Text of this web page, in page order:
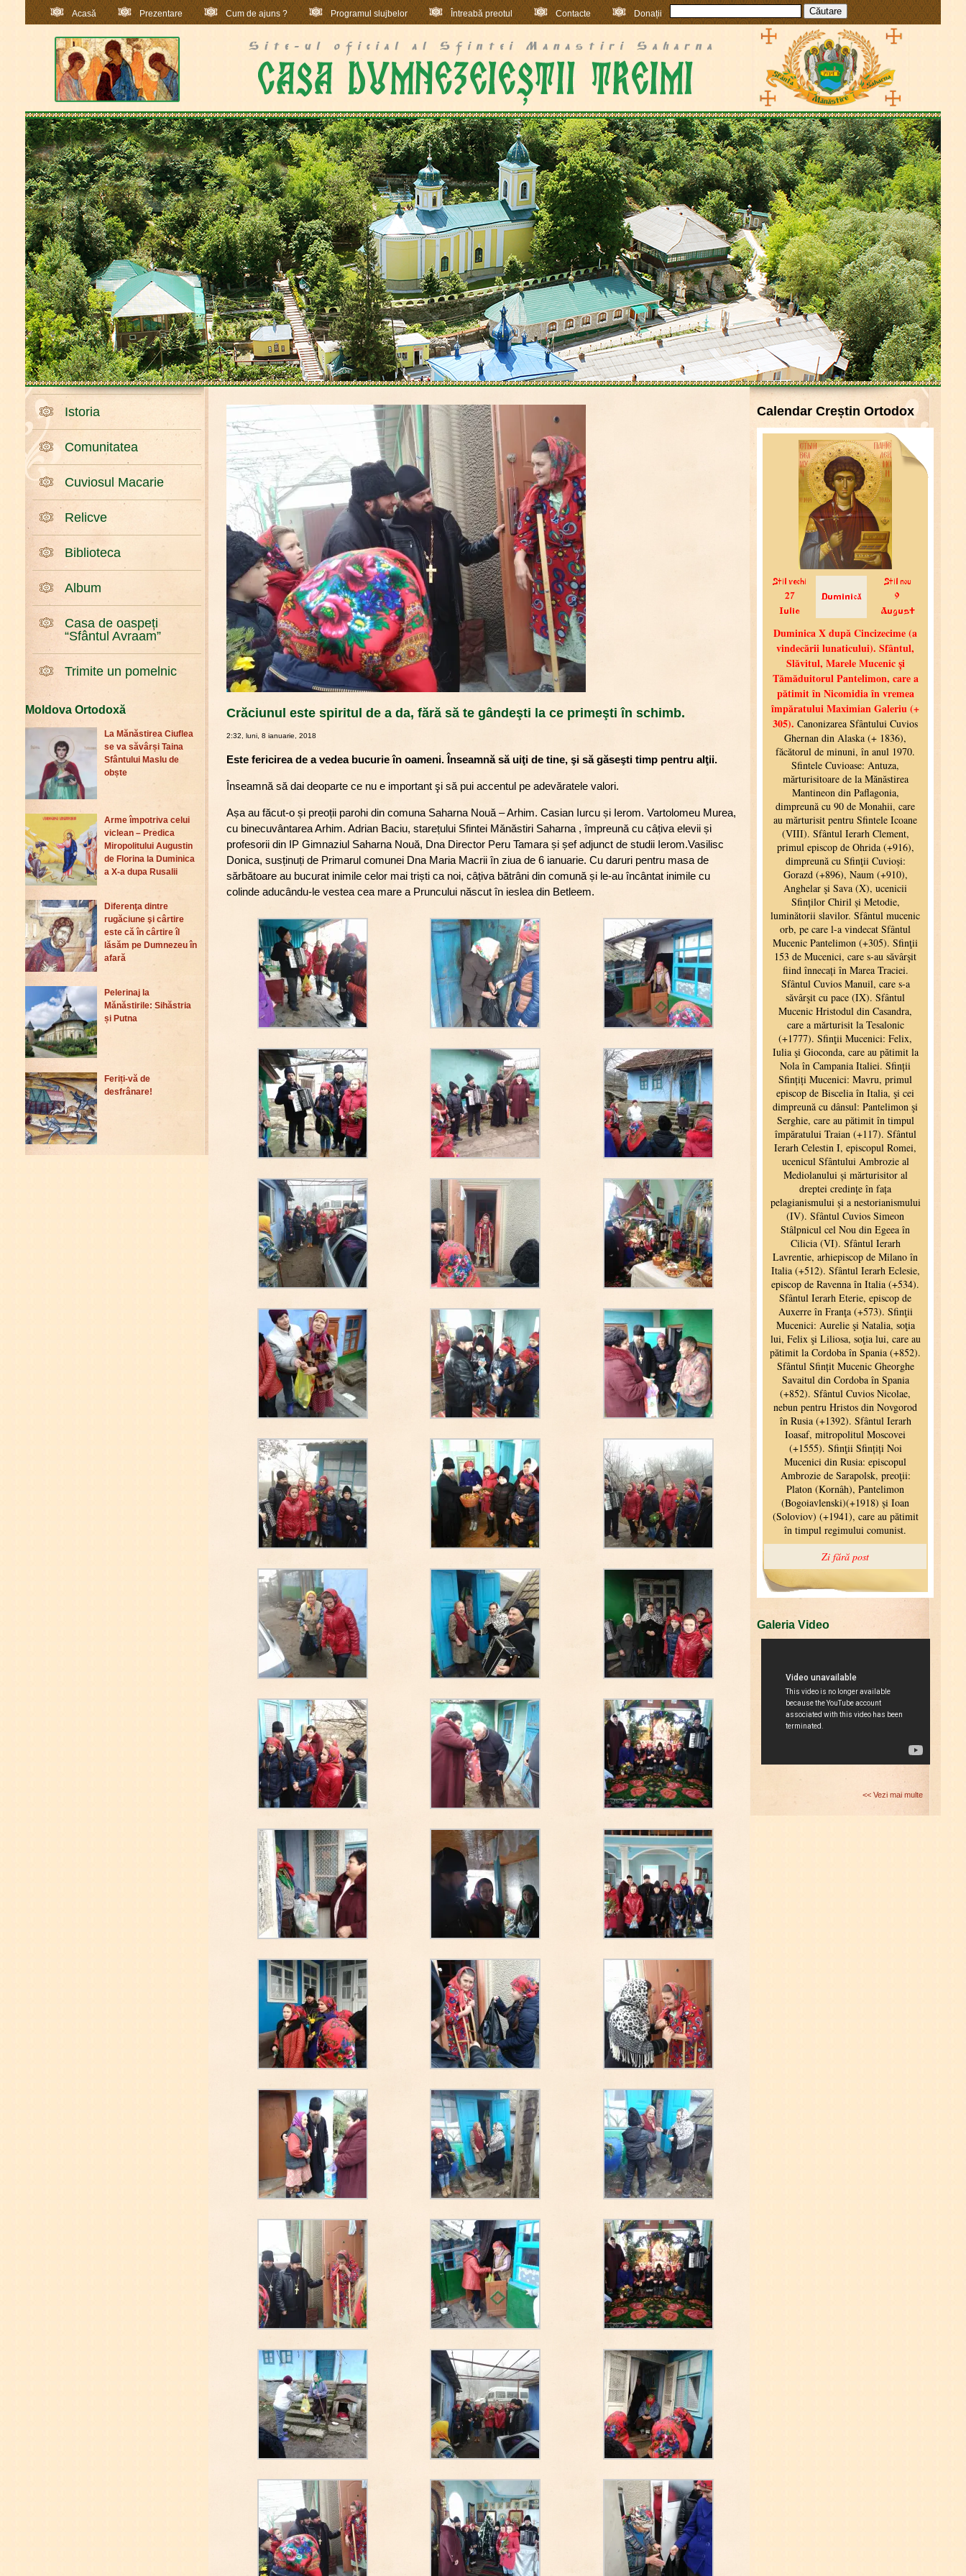
Acasă Prezentare Cum de ajuns ? Programul slujbelor Întreabă preotul Contacte Donații
Istoria
Comunitatea
Cuviosul Macarie
Relicve
Biblioteca
Album
Casa de oaspeți
“Sfântul Avraam”
Trimite un pomelnic
Moldova Ortodoxă
La Mănăstirea Ciuflea
se va săvârși Taina
Sfântului Maslu de
obște
Arme împotriva celui
viclean – Predica
Miropolitului Augustin
de Florina la Duminica
a X-a dupa Rusalii
Diferenţa dintre
rugăciune şi cârtire
este că în cârtire îl
lăsăm pe Dumnezeu în
afară
Pelerinaj la
Mănăstirile: Sihăstria
și Putna
Feriți-vă de
desfrânare!
Crăciunul este spiritul de a da, fără să te gândeşti la ce primeşti în schimb.
2:32, luni, 8 ianuarie, 2018
Este fericirea de a vedea bucurie în oameni. Înseamnă să uiţi de tine, şi să găseşti timp pentru alţii.
Înseamnă să dai deoparte ce nu e important şi să pui accentul pe adevăratele valori.
Așa au făcut-o și preoții parohi din comuna Saharna Nouă – Arhim. Casian Iurcu și Ierom. Vartolomeu Murea,
cu binecuvântarea Arhim. Adrian Baciu, starețului Sfintei Mănăstiri Saharna , împreună cu câțiva elevii și
profesorii din IP Gimnaziul Saharna Nouă, Dna Director Peru Tamara și șef adjunct de studii Ierom.Vasilisc
Donica, susținuți de Primarul comunei Dna Maria Macrii în ziua de 6 ianuarie. Cu daruri pentru masa de
sărbătoare au bucurat inimile celor mai triști ca noi, câțiva bătrâni din comună și le-au încântat inimile cu
colinde aducându-le vestea cea mare a Pruncului născut în ieslea din Betleem.
Calendar Creștin Ortodox
Galeria Video
<< Vezi mai multe